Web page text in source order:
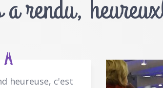
rendu,
heureuse, c'est